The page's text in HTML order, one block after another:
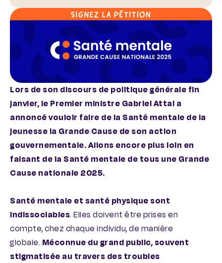
Lors de son discours de politique générale fin
janvier, le Premier ministre Gabriel Attal a
annoncé vouloir faire de la Santé mentale de la
jeunesse la Grande Cause de son action
gouvernementale. Allons encore plus loin en
faisant de la Santé mentale de tous une Grande
Cause nationale 2025.
Santé mentale et santé physique sont
indissociables. Elles doivent être prises en
compte, chez chaque individu, de manière
globale. Méconnue du grand public, souvent
stigmatisée au travers des troubles